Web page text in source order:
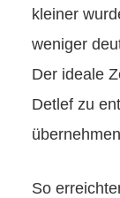
kleiner
weniger
Der ideale
Detlef zu
So